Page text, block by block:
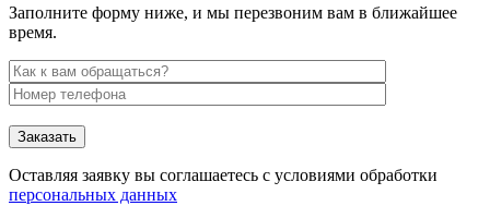
Заполните форму ниже, и мы перезвоним вам в ближайшее
время.
Заказать
Оставляя заявку вы соглашаетесь с условиями обработки
персональных данных